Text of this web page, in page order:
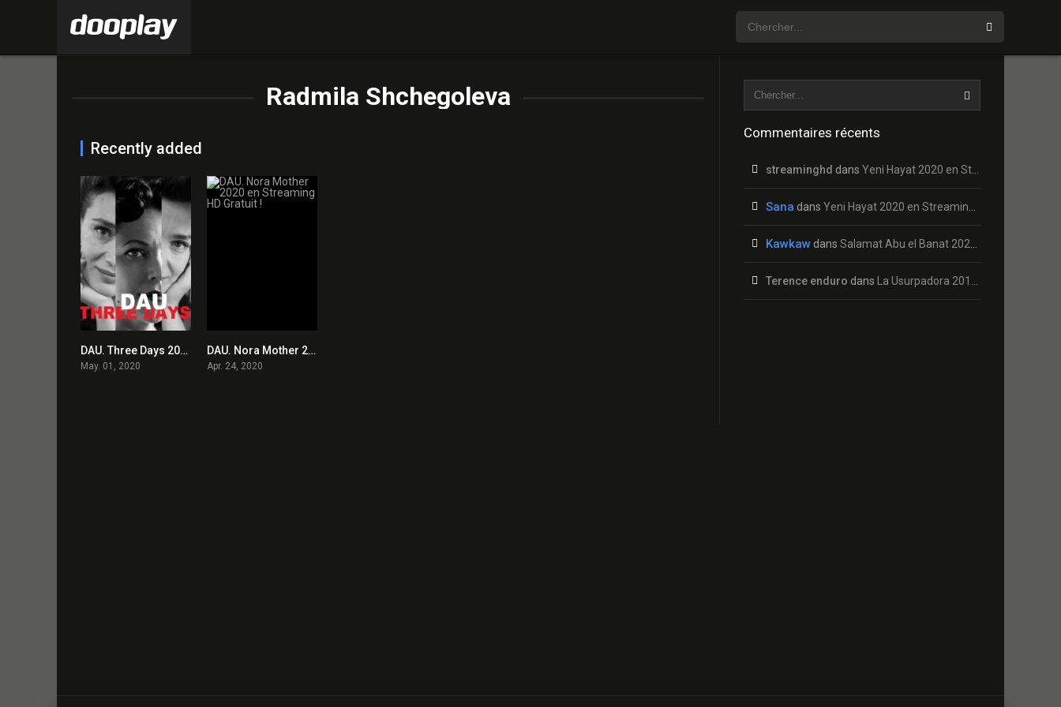
Radmila Shchegoleva
Recently added
0DAU. Three Days 2020 en Streaming HD Gratuit !
May. 01, 2020
7.2DAU. Nora Mother 2020 en Streaming HD Gratuit !
Apr. 24, 2020
Commentaires récents
streaminghd dans Yeni Hayat 2020 en Streaming HD Gratuit !
Sana dans Yeni Hayat 2020 en Streaming HD Gratuit !
Kawkaw dans Salamat Abu el Banat 2020 en Streaming HD Gratuit !
Terence enduro dans La Usurpadora 2019 en Streaming HD Gratuit !